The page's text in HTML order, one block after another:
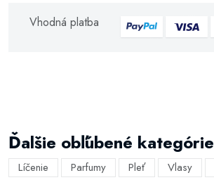
Vhodná platba
Ďalšie obľúbené kategórie
Líčenie Parfumy Pleť Vlasy